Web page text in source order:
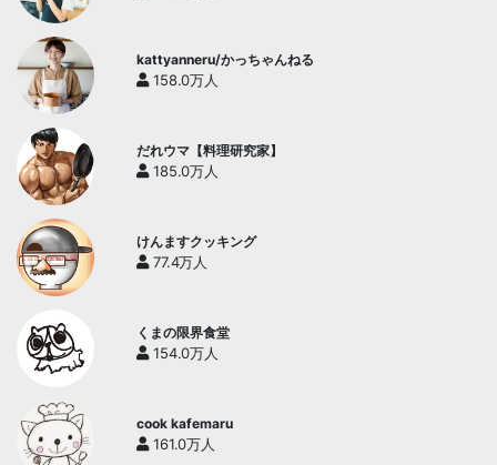
kattyanneru/かっちゃんねる
158.0万人
だれウマ【料理研究家】
185.0万人
けんますクッキング
77.4万人
くまの限界食堂
154.0万人
cook kafemaru
161.0万人